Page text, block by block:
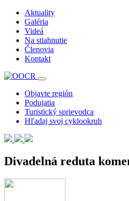
Aktuality
Galéria
Videá
Na stiahnutie
Členovia
Kontakt
Objavte región
Podujatia
Turistický sprievodca
Hľadaj svoj cyklookruh
Divadelná reduta